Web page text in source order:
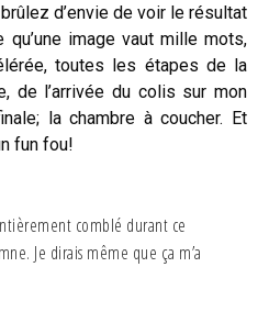
d’envie de voir le résultat
image vaut mille mots,
toutes les étapes de la
de l’arrivée du colis sur mon
la chambre à coucher. Et
fun fou!
comblé durant ce
Je dirais même que ça m’a